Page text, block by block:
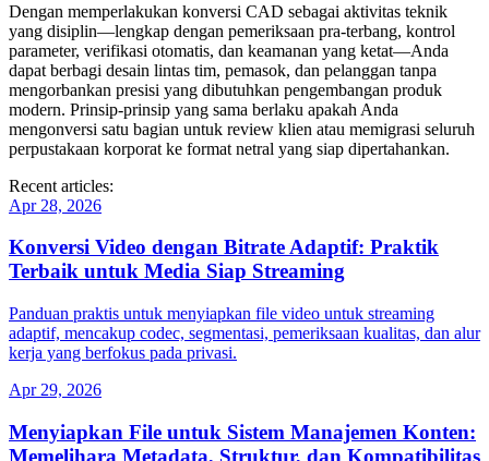
Dengan memperlakukan konversi CAD sebagai aktivitas teknik
yang disiplin—lengkap dengan pemeriksaan pra‑terbang, kontrol
parameter, verifikasi otomatis, dan keamanan yang ketat—Anda
dapat berbagi desain lintas tim, pemasok, dan pelanggan tanpa
mengorbankan presisi yang dibutuhkan pengembangan produk
modern. Prinsip‑prinsip yang sama berlaku apakah Anda
mengonversi satu bagian untuk review klien atau memigrasi seluruh
perpustakaan korporat ke format netral yang siap dipertahankan.
Recent articles:
Apr 28, 2026
Konversi Video dengan Bitrate Adaptif: Praktik
Terbaik untuk Media Siap Streaming
Panduan praktis untuk menyiapkan file video untuk streaming
adaptif, mencakup codec, segmentasi, pemeriksaan kualitas, dan alur
kerja yang berfokus pada privasi.
Apr 29, 2026
Menyiapkan File untuk Sistem Manajemen Konten:
Memelihara Metadata, Struktur, dan Kompatibilitas